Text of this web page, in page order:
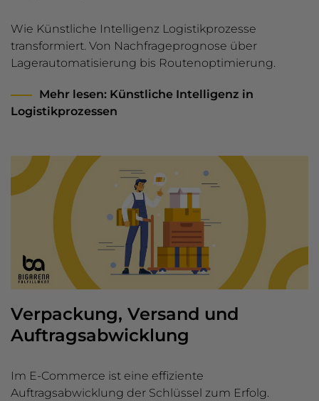
Wie Künstliche Intelligenz Logistikprozesse
transformiert. Von Nachfrageprognose über
Lagerautomatisierung bis Routenoptimierung.
Mehr lesen: Künstliche Intelligenz in
Logistikprozessen
Verpackung, Versand und
Auftragsabwicklung
Im E-Commerce ist eine effiziente
Auftragsabwicklung der Schlüssel zum Erfolg.